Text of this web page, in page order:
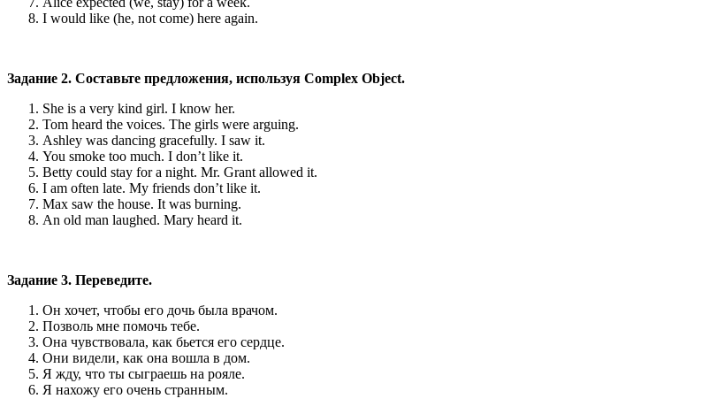
I would like (he, not come) here again.
Задание 2. Составьте предложения, используя Complex Object.
She is a very kind girl. I know her.
Tom heard the voices. The girls were arguing.
Ashley was dancing gracefully. I saw it.
You smoke too much. I don’t like it.
Betty could stay for a night. Mr. Grant allowed it.
I am often late. My friends don’t like it.
Max saw the house. It was burning.
An old man laughed. Mary heard it.
Задание 3. Переведите.
Он хочет, чтобы его дочь была врачом.
Позволь мне помочь тебе.
Она чувствовала, как бьется его сердце.
Они видели, как она вошла в дом.
Я жду, что ты сыграешь на рояле.
Я нахожу его очень странным.